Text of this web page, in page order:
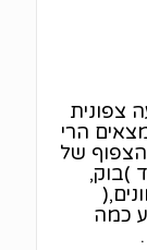
צפונית
הרי
הצפוף של
)בוק,
כמה